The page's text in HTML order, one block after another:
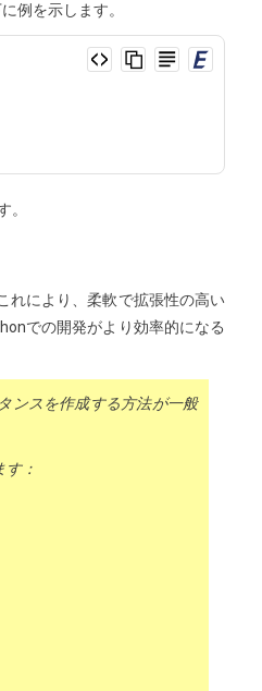
例を示します。
。
れにより、柔軟で拡張性の高い
での開発がより効率的になる
ンスを作成する方法が一般
：